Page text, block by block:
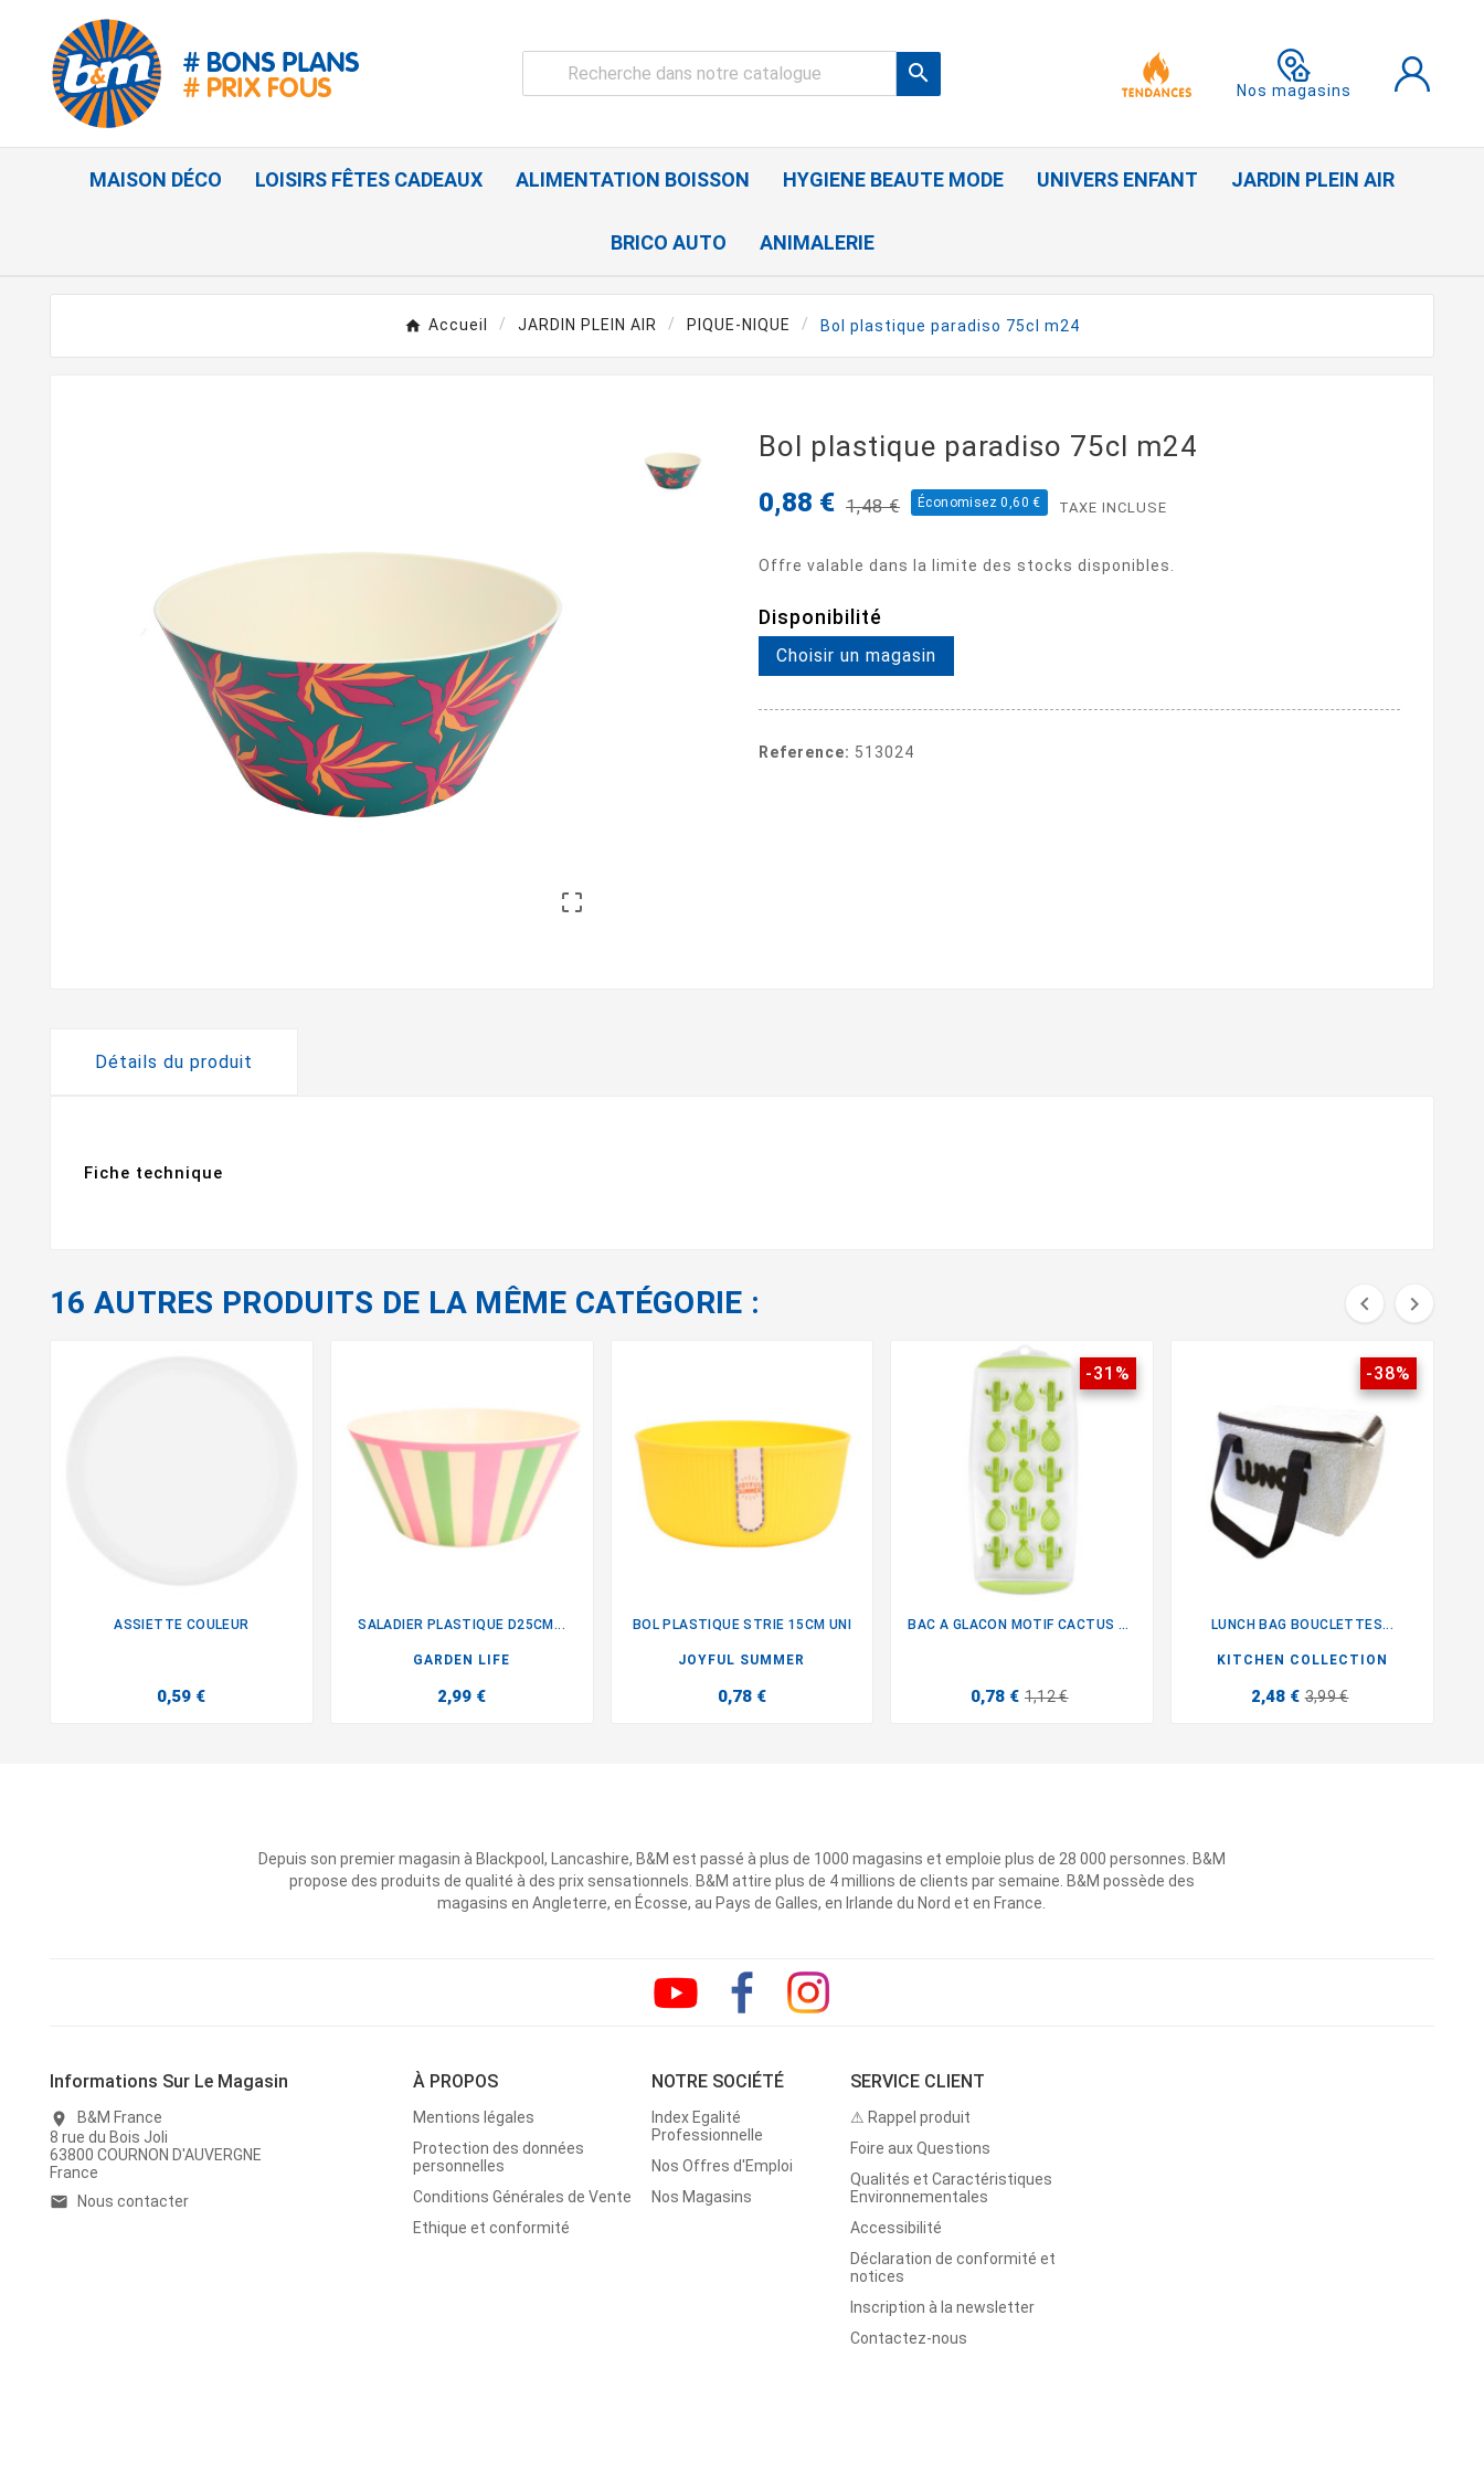

Nos magasins
MAISON DÉCO LOISIRS FÊTES CADEAUX ALIMENTATION BOISSON HYGIENE BEAUTE MODE UNIVERS ENFANT JARDIN PLEIN AIR
BRICO AUTO ANIMALERIE
Accueil JARDIN PLEIN AIR PIQUE-NIQUE Bol plastique paradiso 75cl m24

Bol plastique paradiso 75cl m24
0,88 € 1,48 € Économisez 0,60 € TAXE INCLUSE
Offre valable dans la limite des stocks disponibles.
Disponibilité
Choisir un magasin
Reference: 513024
Détails du produit
Fiche technique
16 AUTRES PRODUITS DE LA MÊME CATÉGORIE :  
ASSIETTE COULEUR
0,59 €
SALADIER PLASTIQUE D25CM...
GARDEN LIFE
2,99 €
BOL PLASTIQUE STRIE 15CM UNI
JOYFUL SUMMER
0,78 €
-31%
BAC A GLACON MOTIF CACTUS +...
0,78 € 1,12 €
-38%
LUNCH BAG BOUCLETTES...
KITCHEN COLLECTION
2,48 € 3,99 €
Depuis son premier magasin à Blackpool, Lancashire, B&M est passé à plus de 1000 magasins et emploie plus de 28 000 personnes. B&M
propose des produits de qualité à des prix sensationnels. B&M attire plus de 4 millions de clients par semaine. B&M possède des
magasins en Angleterre, en Écosse, au Pays de Galles, en Irlande du Nord et en France.
Informations Sur Le Magasin
location_on
B&M France
8 rue du Bois Joli
63800 COURNON D'AUVERGNE
France
email Nous contacter
À PROPOS
Mentions légales
Protection des données
personnelles
Conditions Générales de Vente
Ethique et conformité
NOTRE SOCIÉTÉ
Index Egalité
Professionnelle
Nos Offres d'Emploi
Nos Magasins
SERVICE CLIENT
⚠ Rappel produit
Foire aux Questions
Qualités et Caractéristiques
Environnementales
Accessibilité
Déclaration de conformité et
notices
Inscription à la newsletter
Contactez-nous